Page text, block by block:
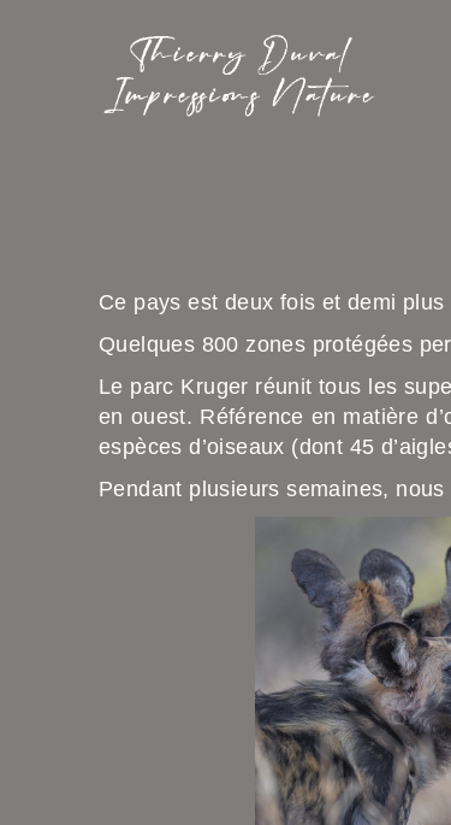
Ce pays est deux fois et demi
Quelques 800 zones protégées
Le parc Kruger réunit tous les
en ouest. Référence en matière
espèces d’oiseaux (dont 45
Pendant plusieurs semaines,